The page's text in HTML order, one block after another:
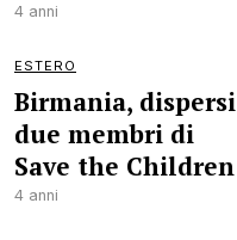
4 anni
ESTERO
Birmania, dispersi
due membri di
Save the Children
4 anni